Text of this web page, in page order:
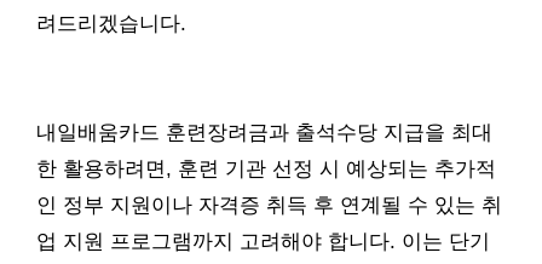
려드리겠습니다.
내일배움카드 훈련장려금과 출석수당 지급을 최대
한 활용하려면, 훈련 기관 선정 시 예상되는 추가적
인 정부 지원이나 자격증 취득 후 연계될 수 있는 취
업 지원 프로그램까지 고려해야 합니다. 이는 단기